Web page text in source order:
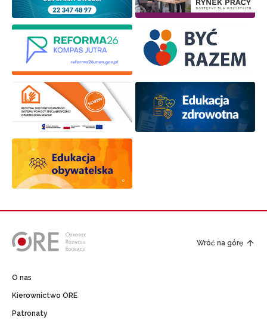
Wróć na górę
O nas
Kierownictwo ORE
Patronaty